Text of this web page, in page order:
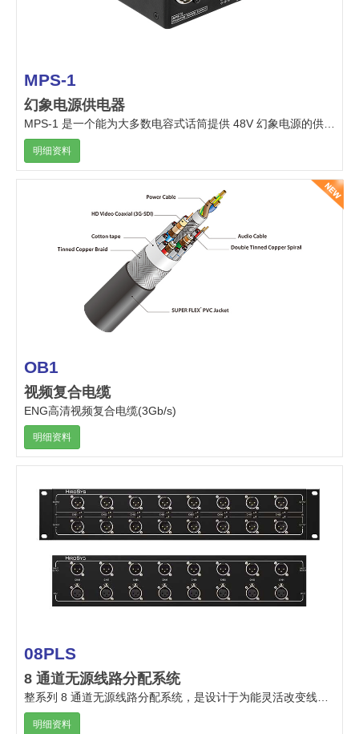
MPS-1
幻象电源供电器
MPS-1 是一个能为大多数电容式话筒提供 48V 幻象电源的供电器。
明细资料
OB1
视频复合电缆
ENG高清视频复合电缆(3Gb/s)
明细资料
08PLS
8 通道无源线路分配系统
明细资料